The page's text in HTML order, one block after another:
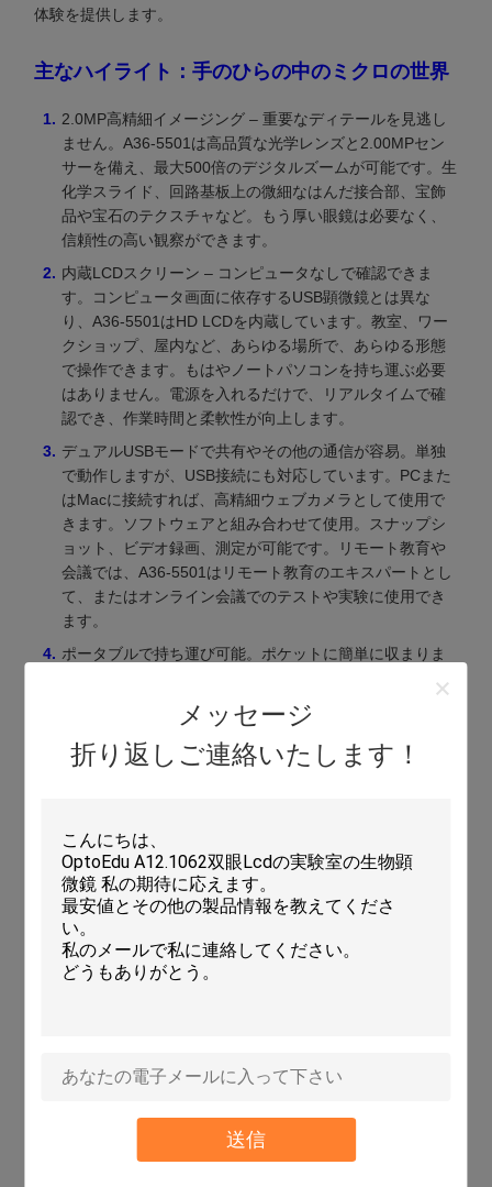
メッセージ
折り返しご連絡いたします！
送信
体験を提供します。
主なハイライト：手のひらの中のミクロの世界
2.0MP高精細イメージング – 重要なディテールを見逃し
ません。A36-5501は高品質な光学レンズと2.00MPセン
サーを備え、最大500倍のデジタルズームが可能です。生
化学スライド、回路基板上の微細なはんだ接合部、宝飾
品や宝石のテクスチャなど。もう厚い眼鏡は必要なく、
信頼性の高い観察ができます。
内蔵LCDスクリーン – コンピュータなしで確認できま
す。コンピュータ画面に依存するUSB顕微鏡とは異な
り、A36-5501はHD LCDを内蔵しています。教室、ワー
クショップ、屋内など、あらゆる場所で、あらゆる形態
で操作できます。もはやノートパソコンを持ち運ぶ必要
はありません。電源を入れるだけで、リアルタイムで確
認でき、作業時間と柔軟性が向上します。
デュアルUSBモードで共有やその他の通信が容易。単独
で動作しますが、USB接続にも対応しています。PCまた
はMacに接続すれば、高精細ウェブカメラとして使用で
きます。ソフトウェアと組み合わせて使用。スナップシ
ョット、ビデオ録画、測定が可能です。リモート教育や
会議では、A36-5501はリモート教育のエキスパートとし
て、またはオンライン会議でのテストや実験に使用でき
ます。
ポータブルで持ち運び可能。ポケットに簡単に収まりま
USB電源）と長持ちするパフォーマンスを備えていま
す。頻繁に移動する技術者や、あらゆるものを観察する
必要がある学生にとって、これは素晴らしいツールにな
幅広い用途
K-12＆高等教育：ミクロ構造を視覚的にデモンストレーシ
ョンし、インタラクティブな教育効果を高めることで、生
徒の生物学や材料科学への関心を刺激します。
スキン＆ヘアケア分析：美容院や皮膚科で頭皮の健康分析
や毛穴の清潔さの観察に使用されます。
2.0メガピクセル